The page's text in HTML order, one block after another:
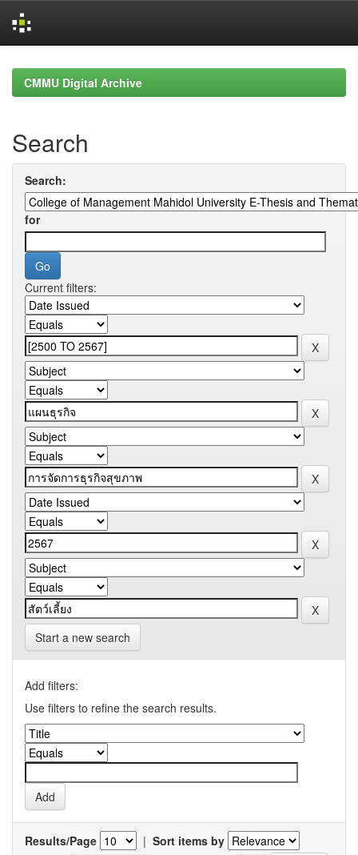
navigationCMMU Digital Archive
Search
Search:
for
Current filters:
Start a new search
Add filters:
Use filters to refine the search results.
Results/Page | Sort items by